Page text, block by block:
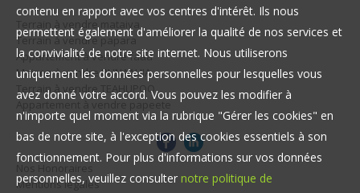
Terrain à vendre mataiva
Terrain à vendre papara
Appartement à vendre faaa
Maison à vendre PUNAAUIA
Terrain à vendre TEAHUPOO
Mentions légales
contenu en rapport avec vos centres d'intérêt. Ils nous
permettent également d'améliorer la qualité de nos services et
la convivialité de notre site internet. Nous utiliserons
uniquement les données personnelles pour lesquelles vous
avez donné votre accord. Vous pouvez les modifier à
n'importe quel moment via la rubrique "Gérer les cookies" en
bas de notre site, à l'exception des cookies essentiels à son
fonctionnement. Pour plus d'informations sur vos données
personnelles, veuillez consulter notre politique de